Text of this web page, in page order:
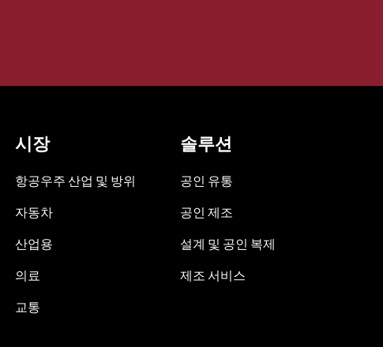
시장
항공우주 산업 및 방위
자동차
산업용
의료
교통
솔루션
공인 유통
공인 제조
설계 및 공인 복제
제조 서비스